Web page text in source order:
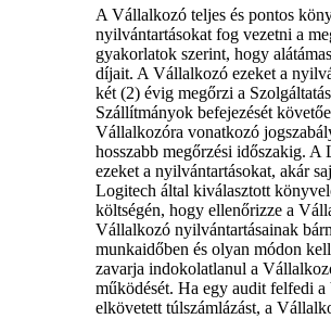
A Vállalkozó teljes és pontos
nyilvántartásokat fog vezetni a
gyakorlatok szerint, hogy
díjait. A Vállalkozó ezeket a
két (2) évig megőrzi a
Szállítmányok befejezését
Vállalkozóra vonatkozó
hosszabb megőrzési időszakig. A
ezeket a nyilvántartásokat, akár
Logitech által kiválasztott
költségén, hogy ellenőrizze a
Vállalkozó nyilvántartásainak
munkaidőben és olyan módon
zavarja indokolatlanul a
működését. Ha egy audit felfedi
elkövetett túlszámlázást, a